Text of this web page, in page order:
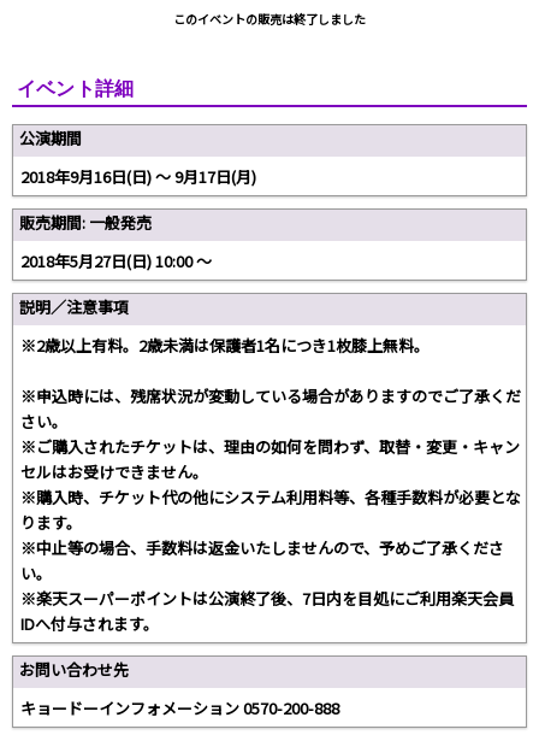
このイベントの販売は終了しました
イベント詳細
公演期間
2018年9月16日(日) 〜 9月17日(月)
販売期間: 一般発売
2018年5月27日(日) 10:00 〜
説明／注意事項
※2歳以上有料。2歳未満は保護者1名につき1枚膝上無料。
※申込時には、残席状況が変動している場合がありますのでご了承くだ
さい。
※ご購入されたチケットは、理由の如何を問わず、取替・変更・キャン
セルはお受けできません。
※購入時、チケット代の他にシステム利用料等、各種手数料が必要とな
ります。
※中止等の場合、手数料は返金いたしませんので、予めご了承くださ
い。
※楽天スーパーポイントは公演終了後、7日内を目処にご利用楽天会員
IDへ付与されます。
お問い合わせ先
キョードーインフォメーション 0570-200-888